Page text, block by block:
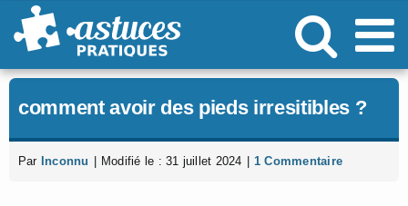
Passer
au
comment avoir des pieds irresitibles ?
Par Inconnu Modifié le : 31 juillet 2024 1 Commentaire